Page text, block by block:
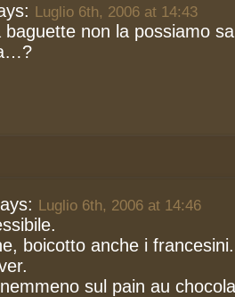
Luglio 6th, 2006 at 14:43
baguette non la possiamo
Luglio 6th, 2006 at 14:46
boicotto anche i francesini.
sul pain au